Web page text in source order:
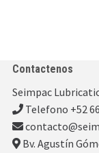
Contactenos
Seimpac
Telefono +52
Bv. Agustín